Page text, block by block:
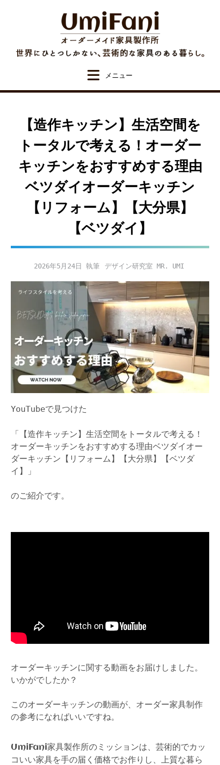
【造作キッチン】生活空間を
トータルで考える！オーダー
キッチンをおすすめする理由
ベツダイオーダーキッチン
【リフォーム】【大分県】
【ベツダイ】
2026年5月24日 デザイン研究室 MR. UMI
YouTubeで見つけた
「【造作キッチン】生活空間をトータルで考える！
オーダーキッチンをおすすめする理由ベツダイオー
ダーキッチン【リフォーム】【大分県】【ベツダ
イ】」
のご紹介です。
オーダーキッチンに関する動画をお届けしました。
いかがでしたか？
このオーダーキッチンの動画が、オーダー家具制作
の参考になればいいですね。
UmiFani家具製作所のミッションは、芸術的でカッ
コいい家具を手の届く価格でお作りし、上質な暮ら